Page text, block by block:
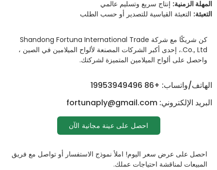
المهلة الزمنية: إنتاج سريع وتسليم عالمي
التعبئة: التعبئة القياسية للتصدير أو حسب الطلب
كن شريكًا مع شركة Shandong Fortuna International Trade
Co., Ltd.، إحدى أكبر
الشركات المصنعة لألواح الميلامين في الصين ،
واحصل على ألواح الميلامين المتميزة لشركتك.
الهاتف/واتساب: +86 19953949496
البريد الإلكتروني: fortunaply@gmail.com
احصل على عينة مجانية الآن
احصل على عرض سعر اليوم! املأ نموذج الاستفسار أو تواصل مع فريق
المبيعات لمناقشة احتياجات عملك.